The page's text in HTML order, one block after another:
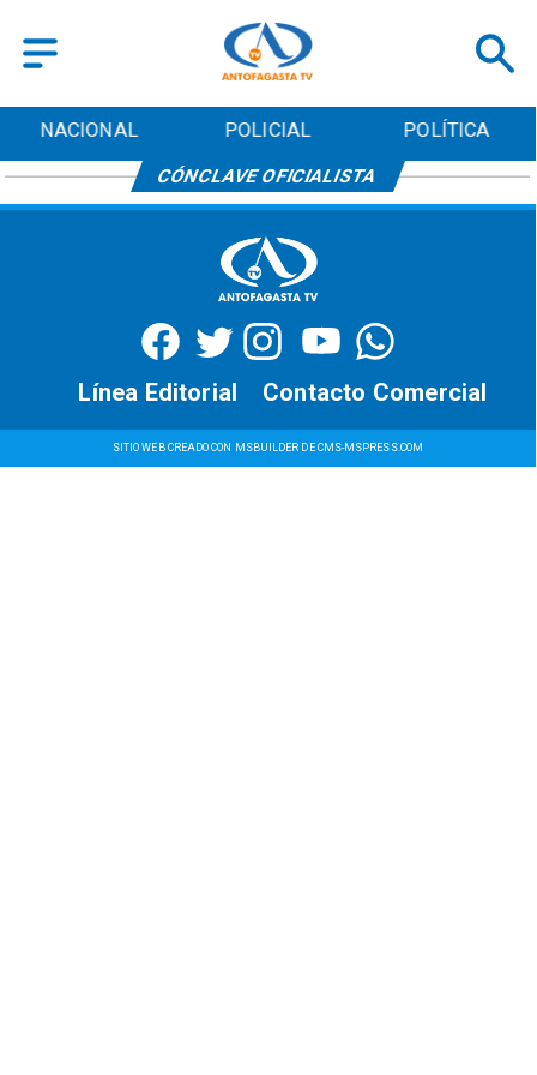
NACIONAL POLICIAL POLÍTICA
CÓNCLAVE OFICIALISTA
SITIO WEB CREADO CON MSBUILDER DE CMS-MSPRESS.COM
Contacto Comercial
Línea Editorial